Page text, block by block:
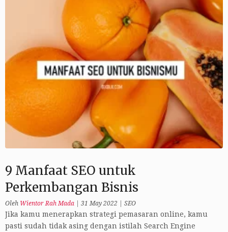
9 Manfaat SEO untuk
Perkembangan Bisnis
Oleh Wientor Rah Mada 31 May 2022 SEO
Jika kamu menerapkan strategi pemasaran online, kamu
pasti sudah tidak asing dengan istilah Search Engine